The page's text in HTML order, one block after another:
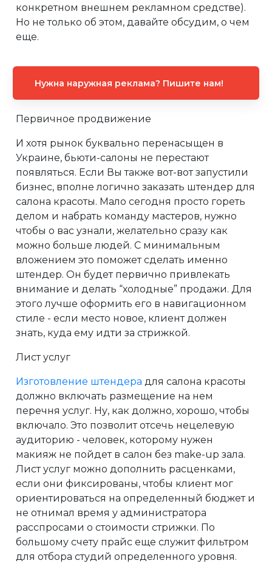
конкретном внешнем рекламном средстве).
Но не только об этом, давайте обсудим, о чем
еще.
Нужна наружная реклама? Пишите нам!
Первичное продвижение
И хотя рынок буквально перенасыщен в
Украине, бьюти-салоны не перестают
появляться. Если Вы также вот-вот запустили
бизнес, вполне логично заказать штендер для
салона красоты. Мало сегодня просто гореть
делом и набрать команду мастеров, нужно
чтобы о вас узнали, желательно сразу как
можно больше людей. С минимальным
вложением это поможет сделать именно
штендер. Он будет первично привлекать
внимание и делать “холодные” продажи. Для
этого лучше оформить его в навигационном
стиле - если место новое, клиент должен
знать, куда ему идти за стрижкой.
Лист услуг
Изготовление штендера для салона красоты
должно включать размещение на нем
перечня услуг. Ну, как должно, хорошо, чтобы
включало. Это позволит отсечь нецелевую
аудиторию - человек, которому нужен
макияж не пойдет в салон без make-up зала.
Лист услуг можно дополнить расценками,
если они фиксированы, чтобы клиент мог
ориентироваться на определенный бюджет и
не отнимал время у администратора
расспросами о стоимости стрижки. По
большому счету прайс еще служит фильтром
для отбора студий определенного уровня.